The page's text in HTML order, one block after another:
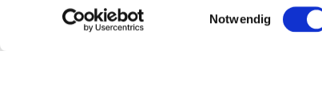
Einwilligungsauswahl
Notwendig
WCPxDo0Ol8v91pmLr51bp